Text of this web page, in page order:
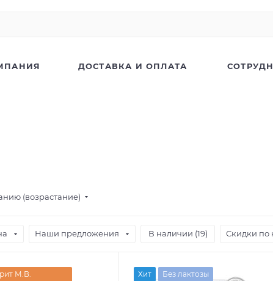
ДОСТАВКА И ОПЛАТА
(возрастание)
Наши предложения В наличии (19) Скидки по
М.В.
Хит Без лактозы